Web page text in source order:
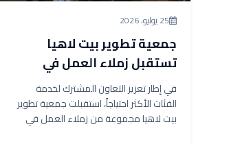
25 يوليو، 2026
جمعية تطوير بيت لاهيا
تستقبل زملاء العمل في
المنظمة الدولية للهجرة
(IOM) في زيارة ميدانية
لمراقبة عمليات التوزيع
في إطار تعزيز التعاون المشترك لخدمة
الفئات الأكثر احتياجاً، استقبلت جمعية تطوير
بيت لاهيا مجموعة من زملاء العمل في